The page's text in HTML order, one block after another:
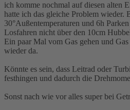
ich komme nochmal auf diesen alten
hatte ich das gleiche Problem wieder.
30°Außentemperaturen und 6h
Losfahren nicht über den 10cm
Ein paar Mal vom Gas gehen und
wieder da.
Könnte es sein, dass Leitrad oder
festhingen und dadurch die
Sonst nach wie vor alles super bei